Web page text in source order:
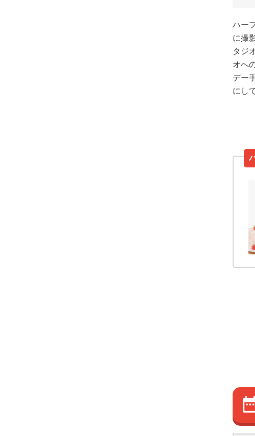
ハー
に撮
タジ
オへ
デー
にし